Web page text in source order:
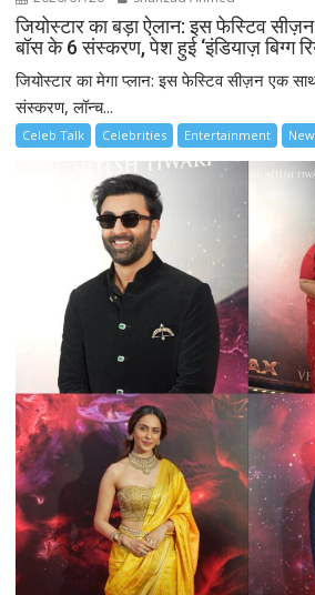
जियोस्टार का बड़ा ऐलान: इस फेस्टिव
बॉस के 6 संस्करण, पेश हुई ‘इंडियाज़ बिग्ग
जियोस्टार का मेगा प्लान: इस फेस्टिव सीज़न एक
संस्करण, लॉन्च...
Celeb Talk Celebrities Entertainment